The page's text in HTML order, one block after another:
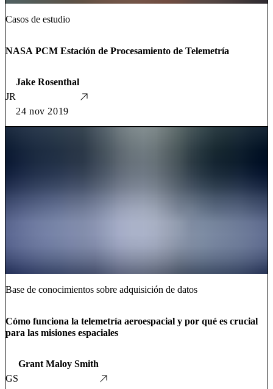
Casos de estudio
NASA PCM Estación de Procesamiento de Telemetría
JR
Jake Rosenthal
24 nov 2019
Base de conocimientos sobre adquisición de datos
Cómo funciona la telemetría aeroespacial y por qué es crucial
para las misiones espaciales
GS
Grant Maloy Smith